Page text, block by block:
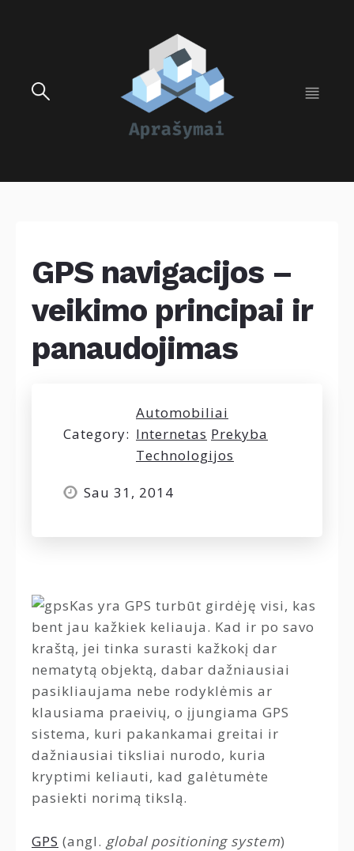
GPS navigacijos –
veikimo principai ir
panaudojimas
Category:
Automobiliai
Internetas Prekyba
Technologijos
Sau 31, 2014
Kas yra GPS turbūt girdėję visi, kas
bent jau kažkiek keliauja. Kad ir po savo
kraštą, jei tinka surasti kažkokį dar
nematytą objektą, dabar dažniausiai
pasikliaujama nebe rodyklėmis ar
klausiama praeivių, o įjungiama GPS
sistema, kuri pakankamai greitai ir
dažniausiai tiksliai nurodo, kuria
kryptimi keliauti, kad galėtumėte
pasiekti norimą tikslą.
GPS (angl. global positioning system)